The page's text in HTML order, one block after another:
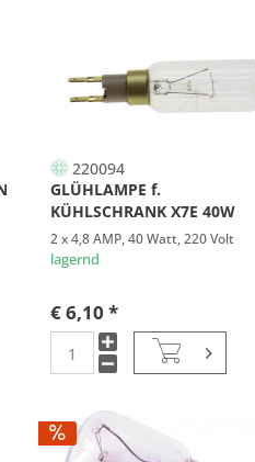
220094
GLÜHLAMPE f.
KÜHLSCHRANK X7E 40W
2 x 4,8 AMP, 40 Watt, 220 Volt
lagernd
€ 6,10 *